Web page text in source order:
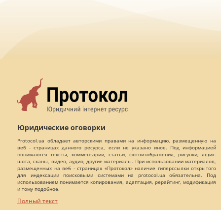
Юридические оговорки
Protocol.ua обладает авторскими правами на информацию, размещенную на
веб - страницах данного ресурса, если не указано иное. Под информацией
понимаются тексты, комментарии, статьи, фотоизображения, рисунки, ящик-
шота, сканы, видео, аудио, другие материалы. При использовании материалов,
размещенных на веб - страницах «Протокол» наличие гиперссылки открытого
для индексации поисковыми системами на protocol.ua обязательна. Под
использованием понимается копирования, адаптация, рерайтинг, модификация
и тому подобное.
Полный текст